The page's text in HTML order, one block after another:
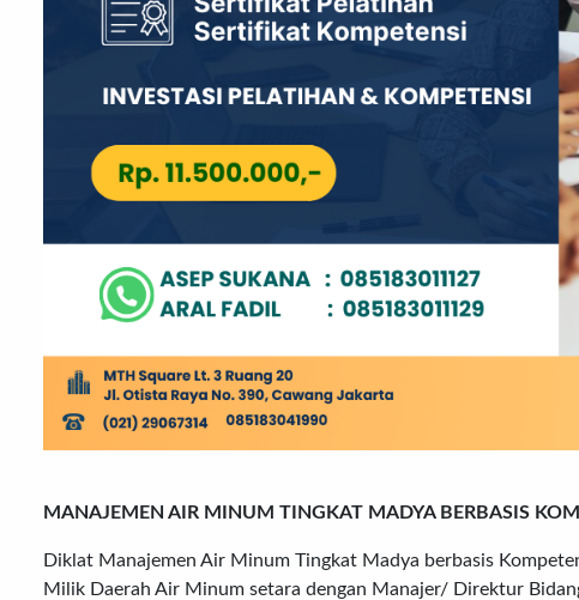
MANAJEMEN AIR MINUM TINGKAT MADYA BERBASIS
Diklat Manajemen Air Minum Tingkat Madya berbasis
Milik Daerah Air Minum setara dengan Manajer/ Direktur